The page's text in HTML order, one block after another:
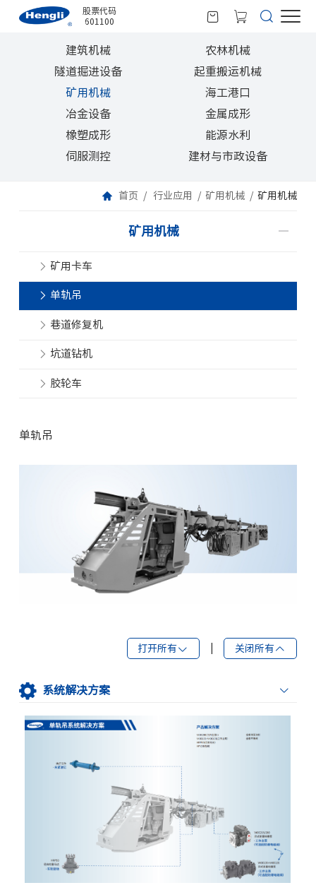
股票代码
601100
建筑机械
农林机械
隧道掘进设备
起重搬运机械
矿用机械
海工港口
冶金设备
金属成形
橡塑成形
能源水利
伺服测控
建材与市政设备
首页 行业应用 矿用机械 矿用机械
矿用机械
矿用卡车
单轨吊
巷道修复机
坑道钻机
胶轮车
单轨吊
打开所有 关闭所有
系统解决方案